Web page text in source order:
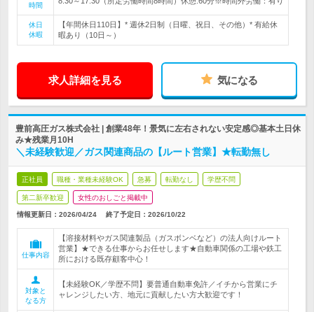
時間
休日
休暇
【年間休日110日】* 週休2日制（日曜、祝日、その他）* 有給休
暇あり（10日～）
求人詳細を見る 気になる
豊前高圧ガス株式会社 | 創業48年！景気に左右されない安定感◎基本土日休
み★残業月10H
＼未経験歓迎／ガス関連商品の【ルート営業】★転勤無し
正社員 職種・業種未経験OK 急募 転勤なし 学歴不問
第二新卒歓迎 女性のおしごと掲載中
情報更新日：2026/04/24 終了予定日： 2026/10/22
仕事内容
【溶接材料やガス関連製品（ガスボンベなど）の法人向けルート
営業】★できる仕事からお任せします★自動車関係の工場や鉄工
所における既存顧客中心！
対象と
なる方
【未経験OK／学歴不問】要普通自動車免許／イチから営業にチ
ャレンジしたい方、地元に貢献したい方大歓迎です！